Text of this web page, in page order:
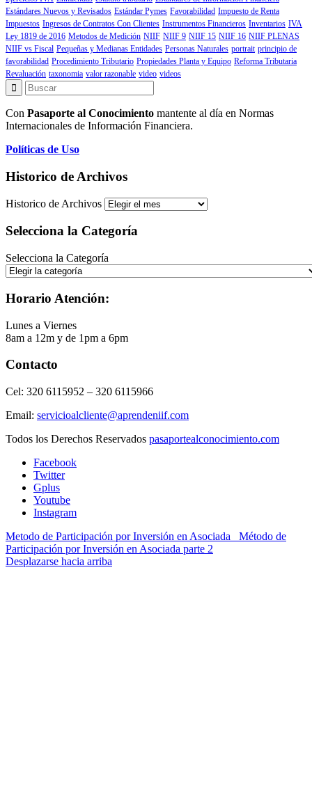
Estándares Nuevos y Revisados Estándar Pymes Favorabilidad Impuesto de Renta
Impuestos Ingresos de Contratos Con Clientes Instrumentos Financieros Inventarios IVA
Ley 1819 de 2016 Metodos de Medición NIIF NIIF 9 NIIF 15 NIIF 16 NIIF PLENAS
NIIF vs Fiscal Pequeñas y Medianas Entidades Personas Naturales portrait principio de
favorabilidad Procedimiento Tributario Propiedades Planta y Equipo Reforma Tributaria
Revaluación taxonomia valor razonable video videos
Con Pasaporte al Conocimiento mantente al día en Normas
Internacionales de Información Financiera.
Políticas de Uso
Historico de Archivos
Historico de Archivos
Selecciona la Categoría
Selecciona la Categoría
Horario Atención:
Lunes a Viernes
8am a 12m y de 1pm a 6pm
Contacto
Cel: 320 6115952 – 320 6115966
Email: servicioalcliente@aprendeniif.com
Todos los Derechos Reservados pasaportealconocimiento.com
Facebook
Twitter
Gplus
Youtube
Instagram
Metodo de Participación por Inversión en Asociada
Método de
Participación por Inversión en Asociada parte 2
Desplazarse hacia arriba